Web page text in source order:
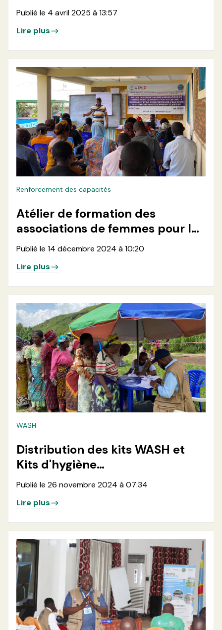
santé de Kirotshe
Publié le 4 avril 2025 à 13:57
Lire plus
Renforcement des capacités
Atélier de formation des
associations de femmes pour la
production de chlore, le
l'eau dans les zones de santé de
Minova et Kalehe
Publié le 14 décembre 2024 à 10:20
Lire plus
WASH
Distribution des kits WASH et
Kits d'hygiène
menstruelle(MHM) dans les
Kalehe en province du Sud-Kivu
Publié le 26 novembre 2024 à 07:34
Lire plus